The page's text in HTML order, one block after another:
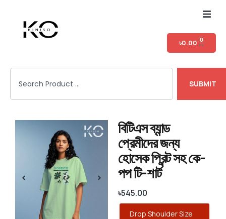
৳0.00 0
SUBMIT
বিটিএস ব্যান্ড
প্রেমীদের জন্য
হোসেক প্রিন্ট সহ কে-
পপ টি-শার্ট
৳545.00
Drop Shoulder Size